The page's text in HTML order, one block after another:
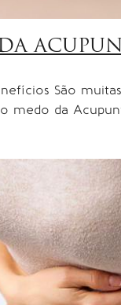
São
medo da